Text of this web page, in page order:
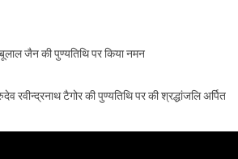
जैन की पुण्यतिथि पर किया नमन
रवीन्द्रनाथ टैगोर की पुण्यतिथि पर की श्रद्धांजलि अर्पित